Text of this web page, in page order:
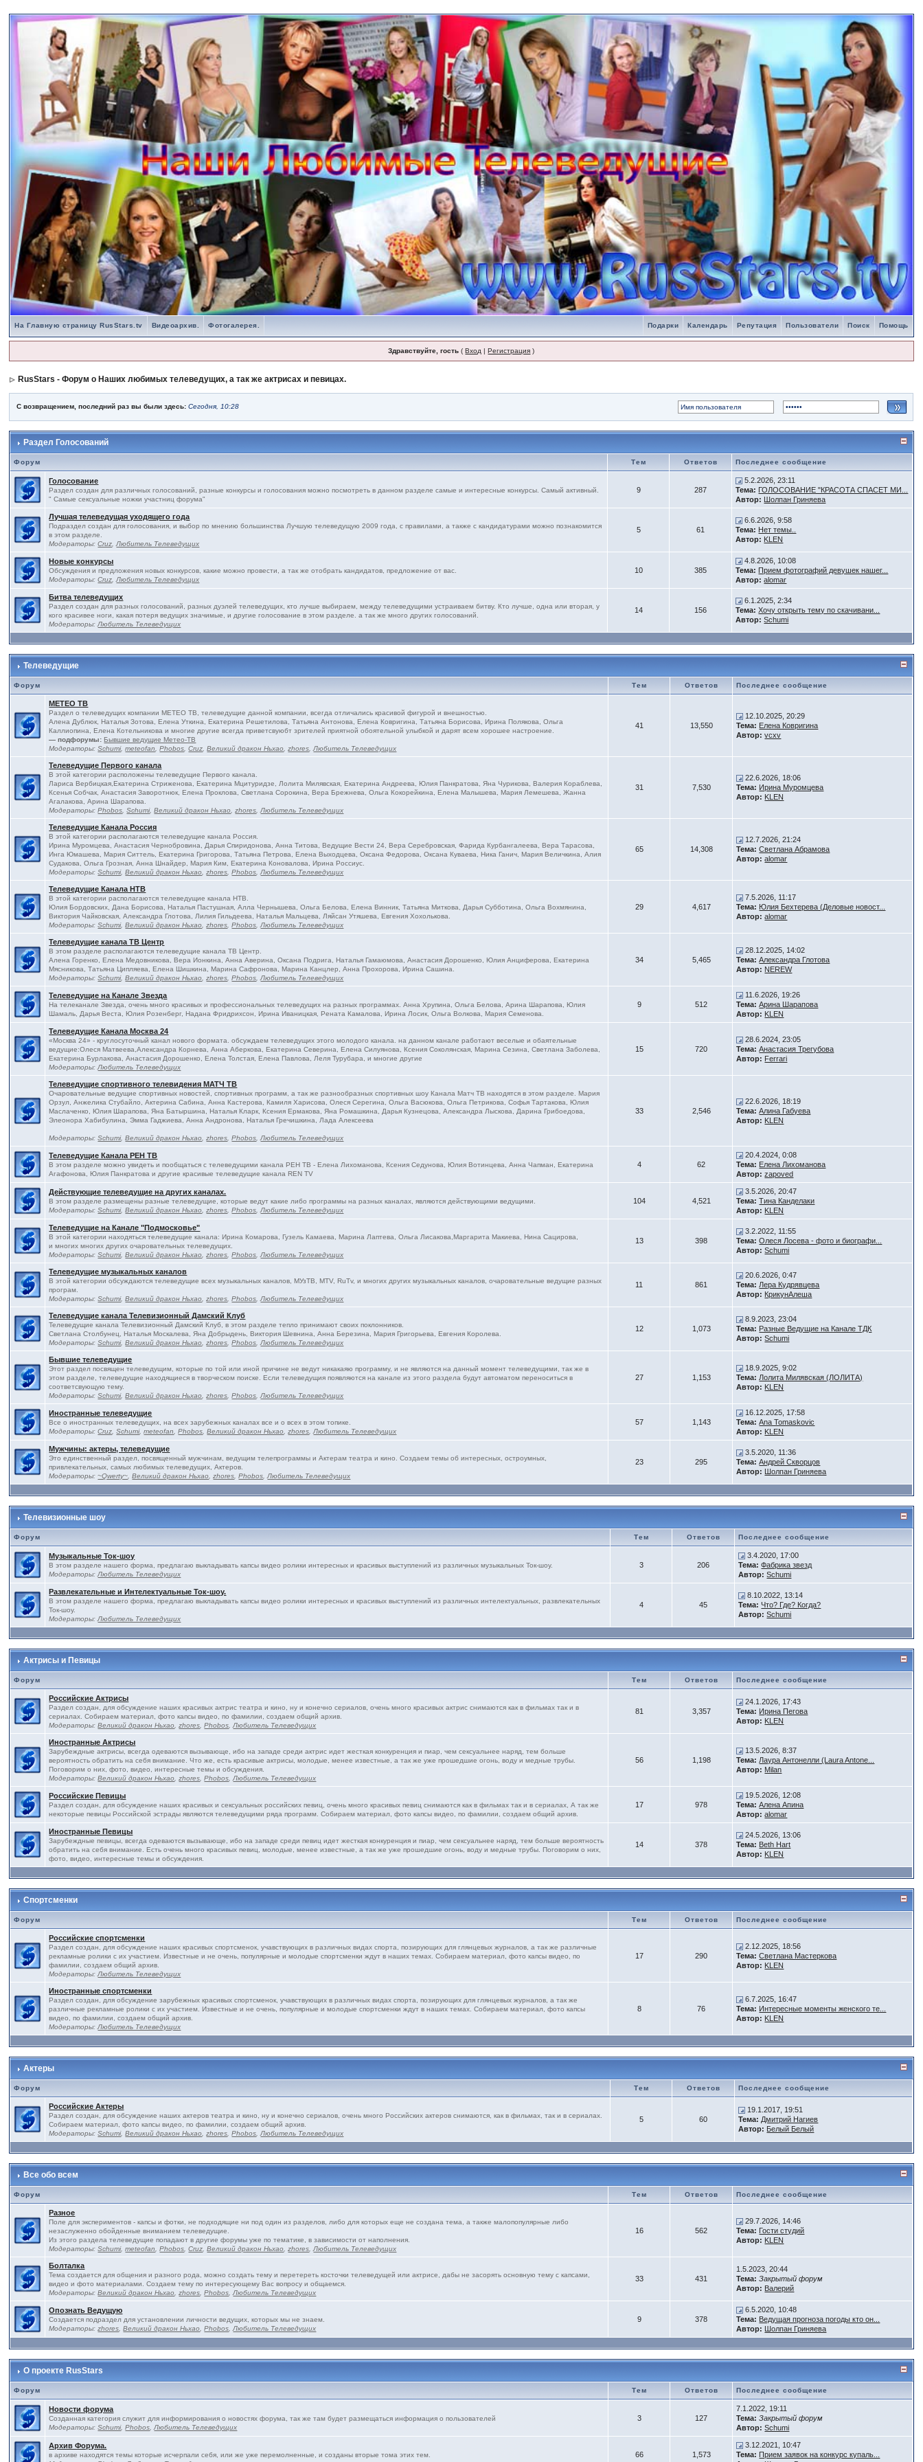
На Главную страницу RusStars.tv Помощь
Поиск
Пользователи
Репутация
Календарь
Подарки
Видеоархив. Фотогалерея.
Здравствуйте, гость (Вход |Регистрация )
RusStars - Форум о Наших любимых телеведущих, а так же актрисах и певицах.
С возвращением, последний раз вы были здесь:Сегодня, 10:28
Раздел Голосований
Форум Тем Ответов Последнее сообщение
Голосование
Раздел создан для различных голосований, разные конкурсы и голосования можно посмотреть в данном разделе самые и интересные конкурсы. Самый активный.
" Самые сексуальные ножки участниц форума"
9 287
5.2.2026, 23:11
Тема: ГОЛОСОВАНИЕ "КРАСОТА СПАСЕТ МИ...
Автор:
Шолпан Гриняева
Лучшая телеведущая уходящего года
Подраздел создан для голосования, и выбор по мнению большинства Лучшую телеведущую 2009 года, с правилами, а также с кандидатурами можно познакомится
в этом разделе.
Модераторы:Cruz,Любитель Телеведущих
5 61
6.6.2026, 9:58
Тема: Нет темы..
Автор: KLEN
Новые конкурсы
Обсуждения и предложения новых конкурсов, какие можно провести, а так же отобрать кандидатов, предложение от вас.
Модераторы:Cruz,Любитель Телеведущих
10 385
4.8.2026, 10:08
Тема: Прием фотографий девушек нашег...
Автор: alomar
Битва телеведущих
Раздел создан для разных голосований, разных дуэлей телеведущих, кто лучше выбираем, между телеведущими устраиваем битву. Кто лучше, одна или вторая, у
кого красивее ноги, какая потеря ведущих значимые, и другие голосование в этом разделе. а так же много других голосований.
Модераторы:Любитель Телеведущих
14 156
6.1.2025, 2:34
Тема: Хочу открыть тему по скачивани...
Автор: Schumi
Телеведущие
Форум Тем Ответов Последнее сообщение
МЕТЕО ТВ
Раздел о телеведущих компании МЕТЕО ТВ, телеведущие данной компании, всегда отличались красивой фигурой и внешностью.
Алена Дублюк, Наталья Зотова, Елена Уткина, Екатерина Решетилова, Татьяна Антонова, Елена Ковригина, Татьяна Борисова, Ирина Полякова, Ольга
Каллиопина, Елена Котельникова и многие другие всегда приветсвуюбт зрителей приятной обоятельной улыбкой и дарят всем хорошее настроение.
— подфорумы: Бывшие ведущие Метео-ТВ
Модераторы:Schumi,meteofan,Phobos,Cruz,Великий дракон Ньхао,zhores,Любитель Телеведущих
41 13,550
12.10.2025, 20:29
Тема: Елена Ковригина
Автор: vcxv
Телеведущие Первого канала
В этой категории расположены телеведущие Первого канала.
Лариса Вербицкая,Екатерина Стриженова, Екатерина Мцитуридзе, Лолита Милявская, Екатерина Андреева, Юлия Панкратова, Яна Чурикова, Валерия Кораблева,
Ксенья Собчак, Анастасия Заворотнюк, Елена Проклова, Светлана Сорокина, Вера Брежнева, Ольга Кокорейкина, Елена Малышева, Мария Лемешева, Жанна
Агалакова, Арина Шарапова.
Модераторы:Phobos,Schumi,Великий дракон Ньхао,zhores,Любитель Телеведущих
31 7,530
22.6.2026, 18:06
Тема: Ирина Муромцева
Автор: KLEN
Телеведущие Канала Россия
В этой категории располагаются телеведущие канала Россия.
Ирина Муромцева, Анастасия Чернобровина, Дарья Спиридонова, Анна Титова, Ведущие Вести 24, Вера Серебровская, Фарида Курбангалеева, Вера Тарасова,
Инга Юмашева, Мария Ситтель, Екатерина Григорова, Татьяна Петрова, Елена Выходцева, Оксана Федорова, Оксана Куваева, Ника Ганич, Мария Величкина, Алия
Судакова, Ольга Грозная, Анна Шнайдер, Мария Ким, Екатерина Коновалова, Ирина Россиус.
Модераторы:Schumi,Великий дракон Ньхао,zhores,Phobos,Любитель Телеведущих
65 14,308
12.7.2026, 21:24
Тема: Светлана Абрамова
Автор: alomar
Телеведущие Канала НТВ
В этой категории располагаются телеведущие канала НТВ.
Юлия Бордовских, Дана Борисова, Наталья Пастушная, Алла Чернышева, Ольга Белова, Елена Винник, Татьяна Миткова, Дарья Субботина, Ольга Вохмянина,
Виктория Чайковская, Александра Глотова, Лилия Гильдеева, Наталья Мальцева, Ляйсан Утяшева, Евгения Хохолькова.
Модераторы:Schumi,Великий дракон Ньхао,zhores,Phobos,Любитель Телеведущих
29 4,617
7.5.2026, 11:17
Тема: Юлия Бехтерева (Деловые новост...
Автор: alomar
Телеведущие канала ТВ Центр
В этом разделе располагаются телеведущие канала ТВ Центр.
Алена Горенко, Елена Медовникова, Вера Ионкина, Анна Аверина, Оксана Подрига, Наталья Гамаюмова, Анастасия Дорошенко, Юлия Анциферова, Екатерина
Мясникова, Татьяна Ципляева, Елена Шишкина, Марина Сафронова, Марина Канцлер, Анна Прохорова, Ирина Сашина.
Модераторы:Schumi,Великий дракон Ньхао,zhores,Phobos,Любитель Телеведущих
34 5,465
28.12.2025, 14:02
Тема: Александра Глотова
Автор: NEREW
Телеведущие на Канале Звезда
На телеканале Звезда, очень много красивых и профессиональных телеведущих на разных программах. Анна Хрупина, Ольга Белова, Арина Шарапова, Юлия
Шамаль, Дарья Веста, Юлия Розенберг, Надана Фридрихсон, Ирина Иваницкая, Рената Камалова, Ирина Лосик, Ольга Волкова, Мария Семенова.
9 512
11.6.2026, 19:26
Тема: Арина Шарапова
Автор: KLEN
Телеведущие Канала Москва 24
«Москва 24» - круглосуточный канал нового формата. обсуждаем телеведущих этого молодого канала. на данном канале работают веселые и обаятельные
ведущие:Олеся Матвеева,Александра Корнева, Анна Аберкова, Екатерина Северина, Елена Силуянова, Ксения Соколянская, Марина Сезина, Светлана Заболева,
Екатерина Бурлакова, Анастасия Дорошенко, Елена Толстая, Елена Павлова, Леля Турубара, и многие другие
Модераторы:Любитель Телеведущих
15 720
28.6.2024, 23:05
Тема: Анастасия Трегубова
Автор: Ferrari
Телеведущие спортивного телевидения МАТЧ ТВ
Очаровательные ведущие спортивных новостей, спортивных программ, а так же разнообразных спортивных шоу Канала Матч ТВ находятся в этом разделе. Мария
Орзул, Анжелика Стубайло, Актерина Сабина, Анна Кастерова, Камиля Харисова, Олеся Серегина, Ольга Васюкова, Ольга Петрикова, Софья Тартакова, Юлия
Маслаченко, Юлия Шарапова, Яна Батыршина, Наталья Кларк, Ксения Ермакова, Яна Ромашкина, Дарья Кузнецова, Александра Лыскова, Дарина Грибоедова,
Элеонора Хабибулина, Эмма Гаджиева, Анна Андронова, Наталья Гречишкина, Лада Алексеева
Модераторы:Schumi,Великий дракон Ньхао,zhores,Phobos,Любитель Телеведущих
33 2,546
22.6.2026, 18:19
Тема: Алина Габуева
Автор: KLEN
Телеведущие Канала РЕН ТВ
В этом разделе можно увидеть и пообщаться с телеведущими канала РЕН ТВ - Елена Лихоманова, Ксения Седунова, Юлия Вотинцева, Анна Чапман, Екатерина
Агафонова, Юлия Панкратова и другие красивые телеведущие канала REN TV
4 62
20.4.2024, 0:08
Тема: Елена Лихоманова
Автор: zapoved
Действующие телеведущие на других каналах.
В этом разделе размещены разные телеведущие, которые ведут какие либо программы на разных каналах, являются действующими ведущими.
Модераторы:Schumi,Великий дракон Ньхао,zhores,Phobos,Любитель Телеведущих
104 4,521
3.5.2026, 20:47
Тема: Тина Канделаки
Автор: KLEN
Телеведущие на Канале "Подмосковье"
В этой категории находяться телеведущие канала: Ирина Комарова, Гузель Камаева, Марина Лаптева, Ольга Лисакова,Маргарита Макиева, Нина Сацирова,
и многих многих других очаровательных телеведущих.
Модераторы:Schumi,Великий дракон Ньхао,zhores,Phobos,Любитель Телеведущих
13 398
3.2.2022, 11:55
Тема: Олеся Лосева - фото и биографи...
Автор: Schumi
Телеведущие музыкальных каналов
В этой категории обсуждаются телеведущие всех музыкальных каналов, МУзТВ, MTV, RuTv, и многих других музыкальных каналов, очаровательные ведущие разных
програм.
Модераторы:Schumi,Великий дракон Ньхао,zhores,Phobos,Любитель Телеведущих
11 861
20.6.2026, 0:47
Тема: Лера Кудрявцева
Автор: КрикунАлеша
Телеведущие канала Телевизионный Дамский Клуб
Телеведущие канала Телевизионный Дамский Клуб, в этом разделе тепло принимают своих поклонников.
Светлана Столбунец, Наталья Москалева, Яна Добрыдень, Виктория Шевнина, Анна Березина, Мария Григорьева, Евгения Королева.
Модераторы:Schumi,Великий дракон Ньхао,zhores,Phobos,Любитель Телеведущих
12 1,073
8.9.2023, 23:04
Тема: Разные Ведущие на Канале ТДК
Автор: Schumi
Бывшие телеведущие
Этот раздел посвящен телеведущим, которые по той или иной причине не ведут никакаяю программу, и не являются на данный момент телеведущими, так же в
этом разделе, телеведущие находящиеся в творческом поиске. Если телеведущия появляются на канале из этого раздела будут автоматом переноситься в
соответсвующую тему.
Модераторы:Schumi,Великий дракон Ньхао,zhores,Phobos,Любитель Телеведущих
27 1,153
18.9.2025, 9:02
Тема: Лолита Милявская (ЛОЛИТА)
Автор: KLEN
Иностранные телеведущие
Все о иностранных телеведущих, на всех зарубежных каналах все и о всех в этом топике.
Модераторы:Cruz,Schumi,meteofan,Phobos,Великий дракон Ньхао,zhores,Любитель Телеведущих
57 1,143
16.12.2025, 17:58
Тема: Ana Tomaskovic
Автор: KLEN
Мужчины: актеры, телеведущие
Это единственный раздел, посвященный мужчинам, ведущим телепрограммы и Актерам театра и кино. Создаем темы об интересных, остроумных,
привлекательных, самых любимых телеведущих, Актеров.
Модераторы:~Qwerty~,Великий дракон Ньхао,zhores,Phobos,Любитель Телеведущих
23 295
3.5.2020, 11:36
Тема: Андрей Скворцов
Автор:
Шолпан Гриняева
Телевизионные шоу
Форум Тем Ответов Последнее сообщение
Музыкальные Ток-шоу
В этом разделе нашего форма, предлагаю выкладывать капсы видео ролики интересных и красивых выступлений из различных музыкальных Ток-шоу.
Модераторы:Любитель Телеведущих
3 206
3.4.2020, 17:00
Тема: Фабрика звезд
Автор: Schumi
Развлекательные и Интелектуальные Ток-шоу.
В этом разделе нашего форма, предлагаю выкладывать капсы видео ролики интересных и красивых выступлений из различных интелектуальных, развлекательных
Ток-шоу.
Модераторы:Любитель Телеведущих
4 45
8.10.2022, 13:14
Тема: Что? Где? Когда?
Автор: Schumi
Актрисы и Певицы
Форум Тем Ответов Последнее сообщение
Российские Актрисы
Раздел создан, для обсуждение наших красивых актрис театра и кино, ну и конечно сериалов, очень много красивых актрис снимаются как в фильмах так и в
сериалах. Собираем материал, фото капсы видео, по фамилии, создаем общий архив.
Модераторы:Великий дракон Ньхао,zhores,Phobos,Любитель Телеведущих
81 3,357
24.1.2026, 17:43
Тема: Ирина Пегова
Автор: KLEN
Иностранные Актрисы
Зарубеждные актрисы, всегда одеваются вызывающе, ибо на западе среди актрис идет жесткая конкуренция и пиар, чем сексуальнее наряд, тем больше
вероятность обратить на себя внимание. Что же, есть красивые актрисы, молодые, менее известные, а так же уже прошедшие огонь, воду и медные трубы.
Поговорим о них, фото, видео, интересные темы и обсуждения.
Модераторы:Великий дракон Ньхао,zhores,Phobos,Любитель Телеведущих
56 1,198
13.5.2026, 8:37
Тема: Лаура Антонелли (Laura Antone...
Автор: Milan
Российские Певицы
Раздел создан, для обсуждение наших красивых и сексуальных российских певиц, очень много красивых певиц снимаются как в фильмах так и в сериалах, А так же
некоторые певицы Российской эстрады являются телеведущими ряда программ. Собираем материал, фото капсы видео, по фамилии, создаем общий архив.
17 978
19.5.2026, 12:08
Тема: Алена Апина
Автор: alomar
Иностранные Певицы
Зарубеждные певицы, всегда одеваются вызывающе, ибо на западе среди певиц идет жесткая конкуренция и пиар, чем сексуальнее наряд, тем больше вероятность
обратить на себя внимание. Есть очень много красивых певиц, молодые, менее известные, а так же уже прошедшие огонь, воду и медные трубы. Поговорим о них,
фото, видео, интересные темы и обсуждения.
14 378
24.5.2026, 13:06
Тема: Beth Hart
Автор: KLEN
Спортсменки
Форум Тем Ответов Последнее сообщение
Российские спортсменки
Раздел создан, для обсуждение наших красивых спортсменок, учавствующих в различных видах спорта, позирующих для глянцевых журналов, а так же различные
рекламные ролики с их участием. Известные и не очень, популярные и молодые спортсменки ждут в наших темах. Собираем материал, фото капсы видео, по
фамилии, создаем общий архив.
Модераторы:Любитель Телеведущих
17 290
2.12.2025, 18:56
Тема: Светлана Мастеркова
Автор: KLEN
Иностранные спортсменки
Раздел создан, для обсуждение зарубежных красивых спортсменок, учавствующих в различных видах спорта, позирующих для глянцевых журналов, а так же
различные рекламные ролики с их участием. Известные и не очень, популярные и молодые спортсменки ждут в наших темах. Собираем материал, фото капсы
видео, по фамилии, создаем общий архив.
Модераторы:Любитель Телеведущих
8 76
6.7.2025, 16:47
Тема: Интересные моменты женского те...
Автор: KLEN
Актеры
Форум Тем Ответов Последнее сообщение
Российские Актеры
Раздел создан, для обсуждение наших актеров театра и кино, ну и конечно сериалов, очень много Российских актеров снимаются, как в фильмах, так и в сериалах.
Собираем материал, фото капсы видео, по фамилии, создаем общий архив.
Модераторы:Schumi,Великий дракон Ньхао,zhores,Phobos,Любитель Телеведущих
5 60
19.1.2017, 19:51
Тема: Дмитрий Нагиев
Автор: Белый Белый
Все обо всем
Форум Тем Ответов Последнее сообщение
Разное
Поле для экспериментов - капсы и фотки, не подходящие ни под один из разделов, либо для которых еще не создана тема, а также малопопулярные либо
незаслуженно обойденные вниманием телеведущие.
Из этого раздела телеведущие попадают в другие форумы уже по тематике, в зависимости от наполнения.
Модераторы:Schumi,meteofan,Phobos,Cruz,Великий дракон Ньхао,zhores,Любитель Телеведущих
16 562
29.7.2026, 14:46
Тема: Гости студий
Автор: KLEN
Болталка
Тема создается для общения и разного рода, можно создать тему и перетереть косточки телеведущей или актрисе, дабы не засорять основную тему с капсами,
видео и фото материалами. Создаем тему по интересующему Вас вопросу и общаемся.
Модераторы:Великий дракон Ньхао,zhores,Phobos,Любитель Телеведущих
33 431
1.5.2023, 20:44
Тема: Закрытый форум
Автор: Валерий
Опознать Ведущую
Создается подраздел для установлении личности ведущих, которых мы не знаем.
Модераторы:zhores,Великий дракон Ньхао,Phobos,Любитель Телеведущих
9 378
6.5.2020, 10:48
Тема: Ведущая прогноза погоды кто он...
Автор:
Шолпан Гриняева
О проекте RusStars
Форум Тем Ответов Последнее сообщение
Новости форума
Созданная категория служит для информирования о новостях форума, так же там будет размещаться информация о пользователей
Модераторы:Schumi,Phobos,Любитель Телеведущих
3 127
7.1.2022, 19:11
Тема: Закрытый форум
Автор: Schumi
Архив Форума.
в архиве находятся темы которые исчерпали себя, или же уже перемолненные, и созданы вторые тома этих тем.
66 1,573
3.12.2021, 10:47
Тема: Прием заявок на конкурс купаль...